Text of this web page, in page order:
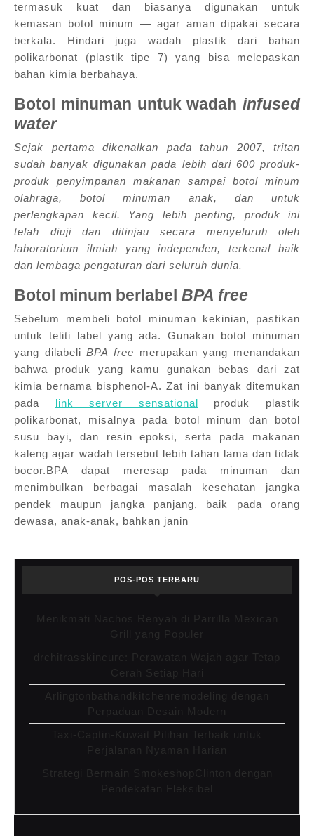
termasuk kuat dan biasanya digunakan untuk
kemasan botol minum — agar aman dipakai secara
berkala. Hindari juga wadah plastik dari bahan
polikarbonat (plastik tipe 7) yang bisa melepaskan
bahan kimia berbahaya.
Botol minuman untuk wadah infused
water
Sejak pertama dikenalkan pada tahun 2007, tritan
sudah banyak digunakan pada lebih dari 600 produk-
produk penyimpanan makanan sampai botol minum
olahraga, botol minuman anak, dan untuk
perlengkapan kecil. Yang lebih penting, produk ini
telah diuji dan ditinjau secara menyeluruh oleh
laboratorium ilmiah yang independen, terkenal baik
dan lembaga pengaturan dari seluruh dunia.
Botol minum berlabel BPA free
Sebelum membeli botol minuman kekinian, pastikan
untuk teliti label yang ada. Gunakan botol minuman
yang dilabeliBPA free merupakan yang menandakan
bahwa produk yang kamu gunakan bebas dari zat
kimia bernama bisphenol-A. Zat ini banyak ditemukan
pada link server sensational produk plastik
polikarbonat, misalnya pada botol minum dan botol
susu bayi, dan resin epoksi, serta pada makanan
kaleng agar wadah tersebut lebih tahan lama dan tidak
bocor.BPA dapat meresap pada minuman dan
menimbulkan berbagai masalah kesehatan jangka
pendek maupun jangka panjang, baik pada orang
dewasa, anak-anak, bahkan janin
POS-POS TERBARU
Menikmati Nachos Renyah di Parrilla Mexican
Grill yang Populer
drchitrasskincure: Perawatan Wajah agar Tetap
Cerah Setiap Hari
Arlingtonbathandkitchenremodeling dengan
Perpaduan Desain Modern
Taxi-Captin-Kuwait Pilihan Terbaik untuk
Perjalanan Nyaman Harian
Strategi Bermain SmokeshopClinton dengan
Pendekatan Fleksibel